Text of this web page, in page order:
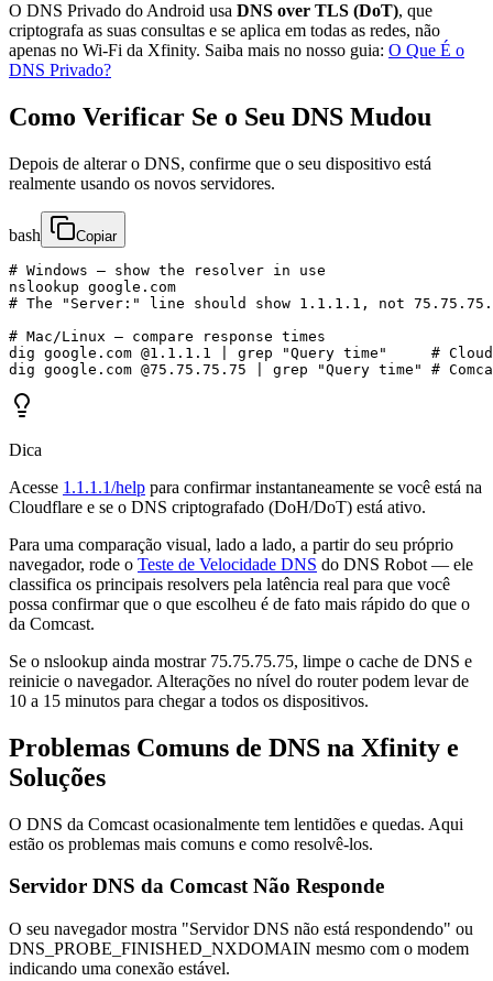
O DNS Privado do Android usa DNS over TLS (DoT), que
criptografa as suas consultas e se aplica em todas as redes, não
apenas no Wi-Fi da Xfinity. Saiba mais no nosso guia: O Que É o
DNS Privado?
Como Verificar Se o Seu DNS Mudou
Depois de alterar o DNS, confirme que o seu dispositivo está
realmente usando os novos servidores.
bash Copiar
# Windows — show the resolver in use
nslookup google.com
# The "Server:" line should show 1.1.1.1, not
# Mac/Linux — compare response times
dig google.com @1.1.1.1 | grep "Query time"     #
dig google.com @75.75.75.75 | grep "Query time" #
Dica
Acesse 1.1.1.1/help para confirmar instantaneamente se você está na
Cloudflare e se o DNS criptografado (DoH/DoT) está ativo.
Para uma comparação visual, lado a lado, a partir do seu próprio
navegador, rode o Teste de Velocidade DNS do DNS Robot — ele
classifica os principais resolvers pela latência real para que você
possa confirmar que o que escolheu é de fato mais rápido do que o
da Comcast.
Se o nslookup ainda mostrar 75.75.75.75, limpe o cache de DNS e
reinicie o navegador. Alterações no nível do router podem levar de
10 a 15 minutos para chegar a todos os dispositivos.
Problemas Comuns de DNS na Xfinity e
Soluções
O DNS da Comcast ocasionalmente tem lentidões e quedas. Aqui
estão os problemas mais comuns e como resolvê-los.
Servidor DNS da Comcast Não Responde
O seu navegador mostra "Servidor DNS não está respondendo" ou
DNS_PROBE_FINISHED_NXDOMAIN mesmo com o modem
indicando uma conexão estável.